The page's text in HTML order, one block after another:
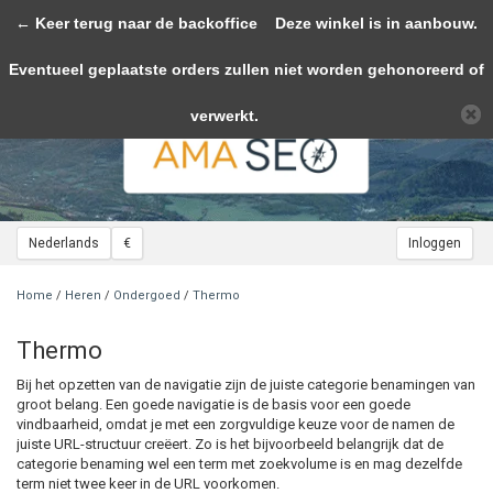
Nederlands € Inloggen
Toggle
Home / Heren / Ondergoed / Thermo
Thermo
Bij het opzetten van de navigatie zijn de juiste categorie benamingen van
groot belang. Een goede navigatie is de basis voor een goede
vindbaarheid, omdat je met een zorgvuldige keuze voor de namen de
juiste URL-structuur creëert. Zo is het bijvoorbeeld belangrijk dat de
categorie benaming wel een term met zoekvolume is en mag dezelfde
term niet twee keer in de URL voorkomen.
Wij slaan cookies op om onze website te verbeteren. Is dat akkoord?
Ja
← Keer terug naar de backoffice Deze winkel is in aanbouw.
Eventueel geplaatste orders zullen niet worden gehonoreerd of
verwerkt.